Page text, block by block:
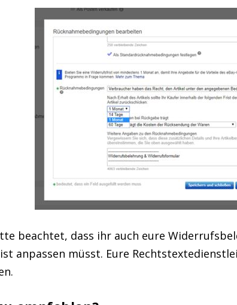
beachtet, dass ihr auch eure
anpassen müsst. Eure